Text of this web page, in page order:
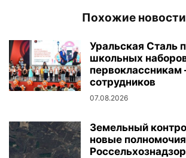
Похожие новости
Уральская Сталь
школьных
первоклассникам
сотрудников
07.08.2026
Земельный
новые